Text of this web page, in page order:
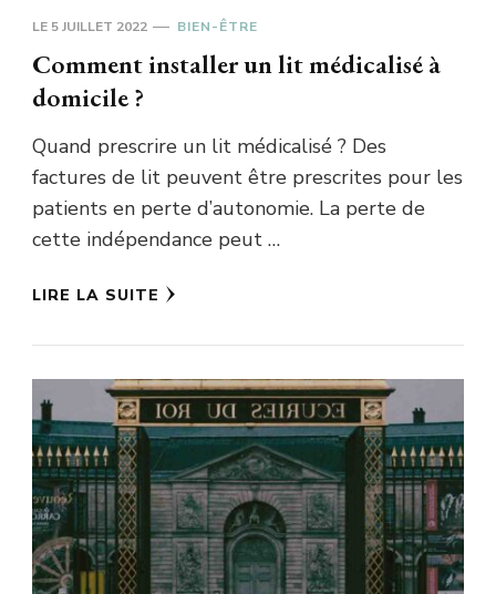
LE 5 JUILLET 2022 BIEN-ÊTRE
Comment installer un lit médicalisé à
domicile ?
Quand prescrire un lit médicalisé ? Des
factures de lit peuvent être prescrites pour les
patients en perte d’autonomie. La perte de
cette indépendance peut …
LIRE LA SUITE